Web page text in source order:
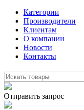
Категории
Производители
Клиентам
О компании
Новости
Контакты
Отправить запрос